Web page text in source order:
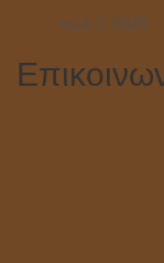
Ιούλ 7, 2025